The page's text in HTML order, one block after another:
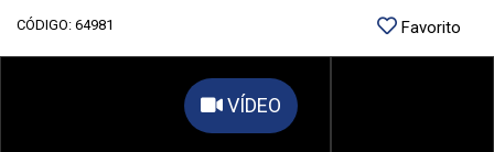
CÓDIGO: 64981 Favorito
VÍDEO